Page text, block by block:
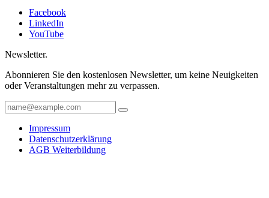
Facebook
LinkedIn
YouTube
Newsletter.
Abonnieren Sie den kostenlosen Newsletter, um keine Neuigkeiten
oder Veranstaltungen mehr zu verpassen.
Impressum
Datenschutzerklärung
AGB Weiterbildung